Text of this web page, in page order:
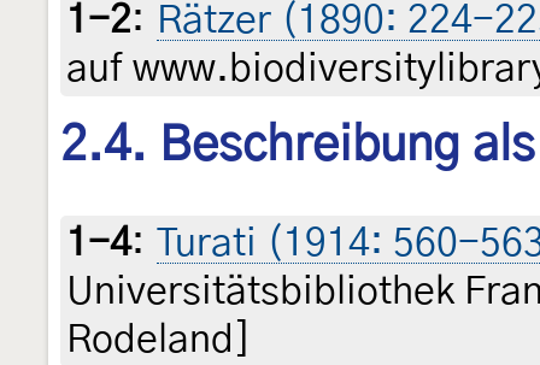
1-2: Rätzer (1890: 224-
auf
2.4. Beschreibung
1-4: Turati (1914: 560-
Universitätsbibliothek
Rodeland]